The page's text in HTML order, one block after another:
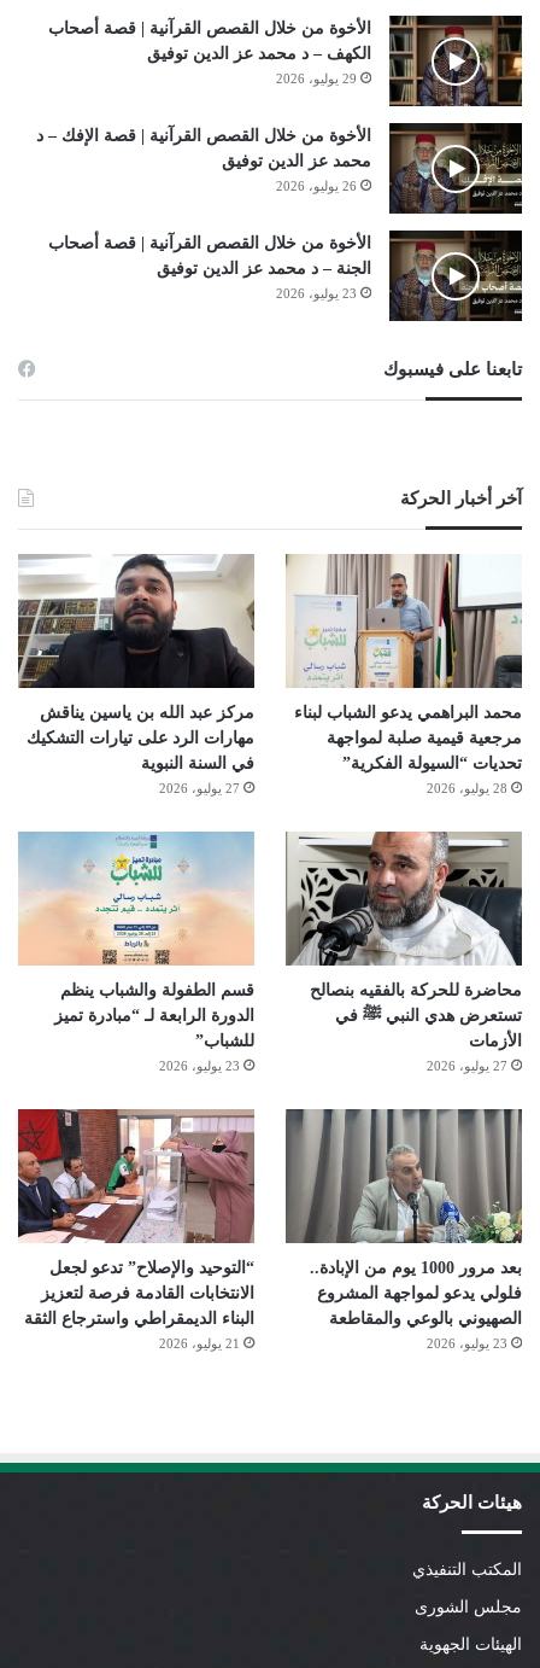
الأخوة من خلال القصص القرآنية | قصة أصحاب
الكهف – د محمد عز الدين توفيق
29 يوليو، 2026
الأخوة من خلال القصص القرآنية | قصة الإفك – د
محمد عز الدين توفيق
26 يوليو، 2026
الأخوة من خلال القصص القرآنية | قصة أصحاب
الجنة – د محمد عز الدين توفيق
23 يوليو، 2026
تابعنا على فيسبوك
آخر أخبار الحركة
محمد البراهمي يدعو الشباب لبناء
مرجعية قيمية صلبة لمواجهة
تحديات “السيولة الفكرية”
28 يوليو، 2026
مركز عبد الله بن ياسين يناقش
مهارات الرد على تيارات التشكيك
في السنة النبوية
27 يوليو، 2026
محاضرة للحركة بالفقيه بنصالح
تستعرض هدي النبي ﷺ في
الأزمات
27 يوليو، 2026
قسم الطفولة والشباب ينظم
الدورة الرابعة لـ “مبادرة تميز
للشباب”
23 يوليو، 2026
بعد مرور 1000 يوم من الإبادة..
فلولي يدعو لمواجهة المشروع
الصهيوني بالوعي والمقاطعة
23 يوليو، 2026
“التوحيد والإصلاح” تدعو لجعل
الانتخابات القادمة فرصة لتعزيز
البناء الديمقراطي واسترجاع الثقة
21 يوليو، 2026
هيئات الحركة
المكتب التنفيذي
مجلس الشورى
الهيئات الجهوية